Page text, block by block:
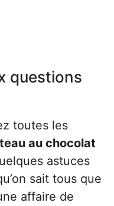
questions
toutes les
au chocolat
astuces
sait tous que
affaire de